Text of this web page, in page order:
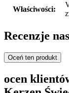
Właściwości:
Recenzje
Oceń ten produkt
ocen